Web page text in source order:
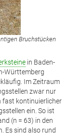
Bruchstücken
in Baden-
Württemberg
Im Zeitraum
zwar nur
fast kontinuierlicher
ein. So ist
(n = 63) in den
Es sind also rund